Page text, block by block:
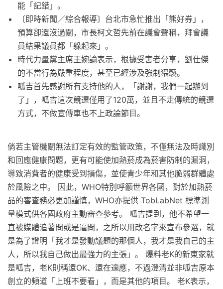
能「記錯」。
〔即時新聞／綜合報導〕台北市急忙推出「熊好券」，
預算卻還沒過關，市長柯文哲先前在議會聲稱，拜會議
員結果議員都「躲起來」。
時代力量黨主席王婉諭表示，根據受害者分享，劉仕傑
的不當行為嚴重程度，甚至已經涉及強制猥褻。
呱吉首先感謝所有支持他的人，「謝謝，我們一起辦到
了」，呱吉這次競選僅用了120萬，並且不走傳統的競選
方式，不做宣傳車也不上政論節目。
倘若主管機關無法訂定有效的監管政策，不僅無法及時識別
和回應健康問題，更有可能使加熱菸成為菸害防制的漏洞，
導致消費者的健康受到損傷，並使青少年和其他脆弱群體處
於風險之中。 因此，WHO特別呼籲世界各國，對於加熱菸
品的審查務必更加謹慎，WHO亦提供 TobLabNet 標準測
量模式供各國政府主動審查參考。 呱吉提到，他不希望一
直被媒體追著問或是逼問，之所以用改名字來宣布參選，就
是為了證明「我才是發動議題的那個人，我才是我自己的主
人，所以我自己做出最強力的主張」。 爆料老K的新東家就
是呱吉，老K則稱還OK、還在適應，不過澄清並非呱吉原本
創立的頻道「上班不要看」，而是其他的項目。 老K表示，